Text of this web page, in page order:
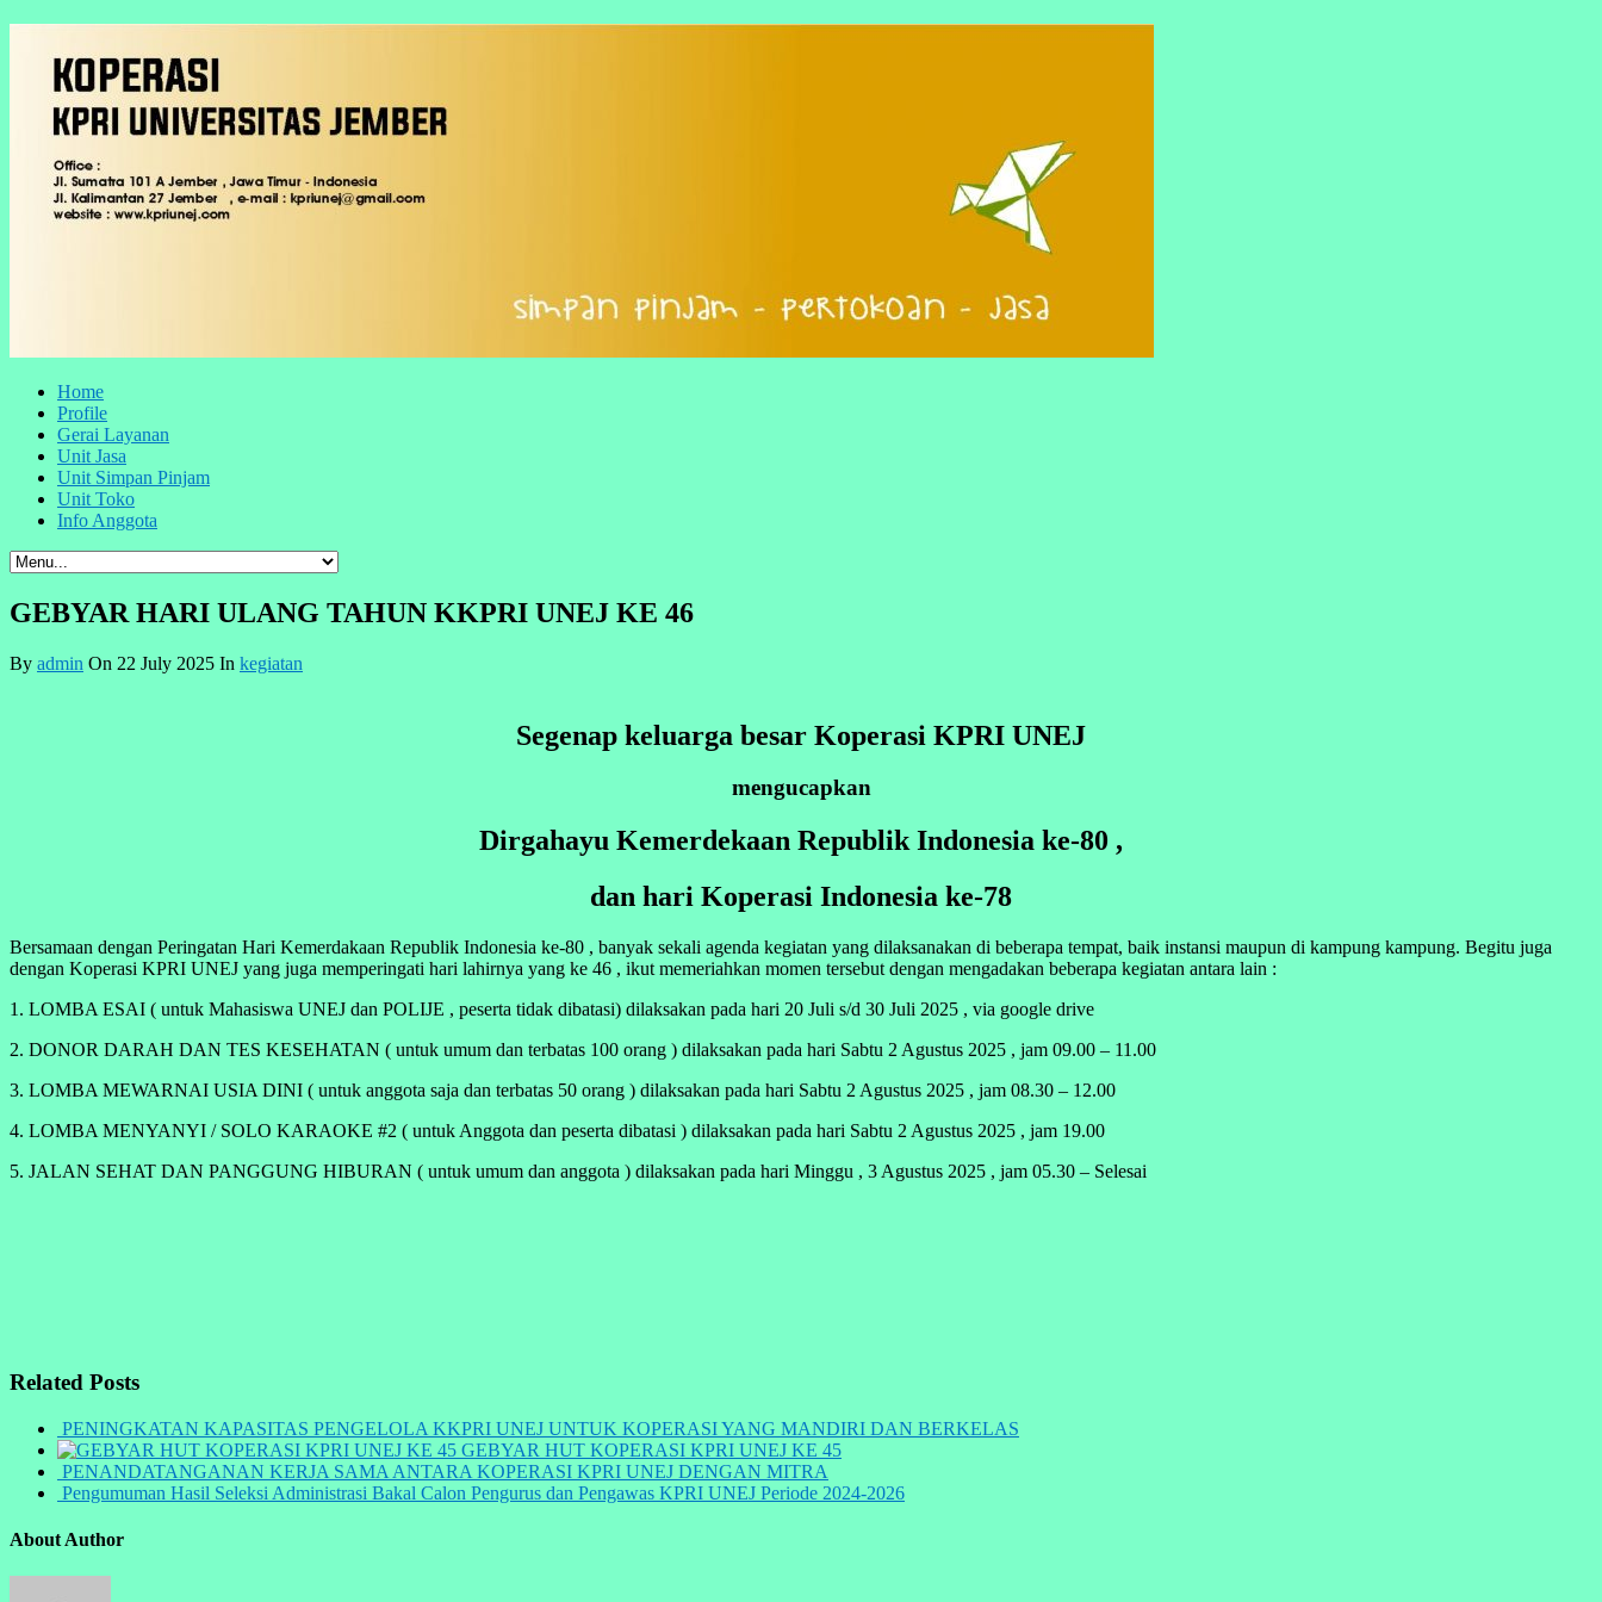
Home
Profile
Gerai Layanan
Unit Jasa
Unit Simpan Pinjam
Unit Toko
Info Anggota
GEBYAR HARI ULANG TAHUN KKPRI UNEJ KE 46
By admin On 22 July 2025 In kegiatan
Segenap keluarga besar Koperasi KPRI UNEJ
mengucapkan
Dirgahayu Kemerdekaan Republik Indonesia ke-80 ,
dan hari Koperasi Indonesia ke-78
Bersamaan dengan Peringatan Hari Kemerdakaan Republik Indonesia ke-80 , banyak sekali agenda kegiatan yang dilaksanakan di beberapa tempat, baik instansi maupun di kampung kampung. Begitu juga
dengan Koperasi KPRI UNEJ yang juga memperingati hari lahirnya yang ke 46 , ikut memeriahkan momen tersebut dengan mengadakan beberapa kegiatan antara lain :
1. LOMBA ESAI ( untuk Mahasiswa UNEJ dan POLIJE , peserta tidak dibatasi) dilaksakan pada hari 20 Juli s/d 30 Juli 2025 , via google drive
2. DONOR DARAH DAN TES KESEHATAN ( untuk umum dan terbatas 100 orang ) dilaksakan pada hari Sabtu 2 Agustus 2025 , jam 09.00 – 11.00
3. LOMBA MEWARNAI USIA DINI ( untuk anggota saja dan terbatas 50 orang ) dilaksakan pada hari Sabtu 2 Agustus 2025 , jam 08.30 – 12.00
4. LOMBA MENYANYI / SOLO KARAOKE #2 ( untuk Anggota dan peserta dibatasi ) dilaksakan pada hari Sabtu 2 Agustus 2025 , jam 19.00
5. JALAN SEHAT DAN PANGGUNG HIBURAN ( untuk umum dan anggota ) dilaksakan pada hari Minggu , 3 Agustus 2025 , jam 05.30 – Selesai
Related Posts
PENINGKATAN KAPASITAS PENGELOLA KKPRI UNEJ UNTUK KOPERASI YANG MANDIRI DAN BERKELAS
GEBYAR HUT KOPERASI KPRI UNEJ KE 45
PENANDATANGANAN KERJA SAMA ANTARA KOPERASI KPRI UNEJ DENGAN MITRA
Pengumuman Hasil Seleksi Administrasi Bakal Calon Pengurus dan Pengawas KPRI UNEJ Periode 2024-2026
About Author